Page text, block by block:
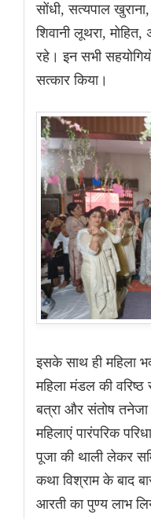
सोंधी, सत्यपाल
शिवानी लूथरा,
रहे। इन सभी
सत्कार किया।
इसके साथ ही महिला
महिला मंडल की
बत्रा और संतोष तनेजा
महिलाएं पारंपरिक
पूजा की थाली लेकर
कथा विश्राम के बाद
आरती का पुण्य लाभ